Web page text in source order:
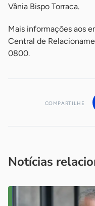
Vânia Bispo Torraca.
Mais informações aos
Central de
0800.
COMPARTILHE
Notícias